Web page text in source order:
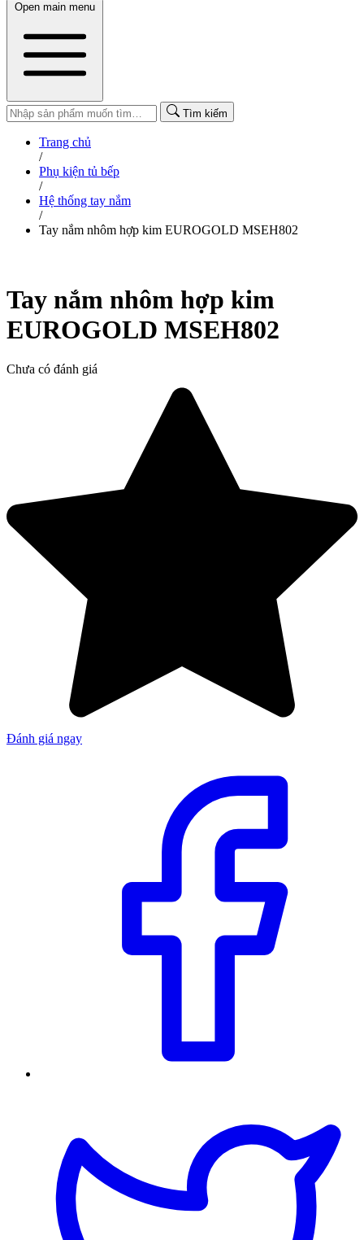
Open main menu
Tìm kiếm
Trang chủ
/
Phụ kiện tủ bếp
/
Hệ thống tay nắm
/
Tay nắm nhôm hợp kim EUROGOLD MSEH802
Tay nắm nhôm hợp kim
EUROGOLD MSEH802
Chưa có đánh giá
Đánh giá ngay